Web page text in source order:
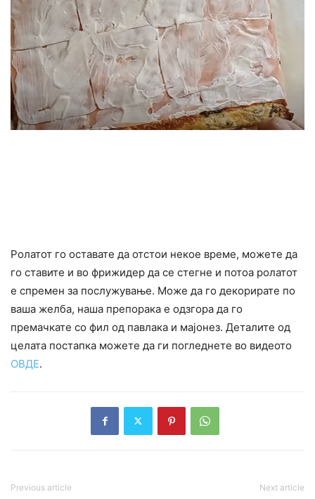
Ролатот го оставате да отстои некое време, можете да
го ставите и во фрижидер да се стегне и потоа ролатот
е спремен за послужување. Може да го декорирате по
ваша желба, наша препорака е одзгора да го
премачкате со фил од павлака и мајонез. Деталите од
целата постапка можете да ги погледнете во видеото
ОВДЕ.
Previous article Next article